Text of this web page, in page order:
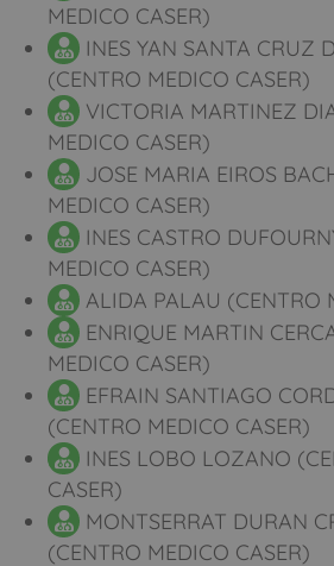
MEDICO CASER)
INES YAN SANTA CRUZ
(CENTRO MEDICO CASER)
VICTORIA MARTINEZ
MEDICO CASER)
JOSE MARIA EIROS
MEDICO CASER)
INES CASTRO
MEDICO CASER)
ALIDA PALAU (CENTRO
ENRIQUE MARTIN
MEDICO CASER)
EFRAIN SANTIAGO
(CENTRO MEDICO CASER)
INES LOBO LOZANO
CASER)
MONTSERRAT DURAN
(CENTRO MEDICO CASER)